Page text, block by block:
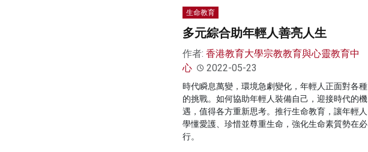
生命教育
多元綜合助年輕人善亮人生
作者: 香港教育大學宗教教育與心靈教育中
心
2022-05-23
時代瞬息萬變，環境急劇變化，年輕人正面對各種
的挑戰。如何協助年輕人裝備自己，迎接時代的機
遇，值得各方重新思考。推行生命教育，讓年輕人
學懂愛護、珍惜並尊重生命，強化生命素質勢在必
行。